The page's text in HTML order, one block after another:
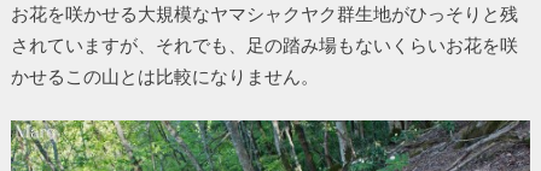
お花を咲かせる大規模なヤマシャクヤク群生地がひっそりと残
されていますが、それでも、足の踏み場もないくらいお花を咲
かせるこの山とは比較になりません。